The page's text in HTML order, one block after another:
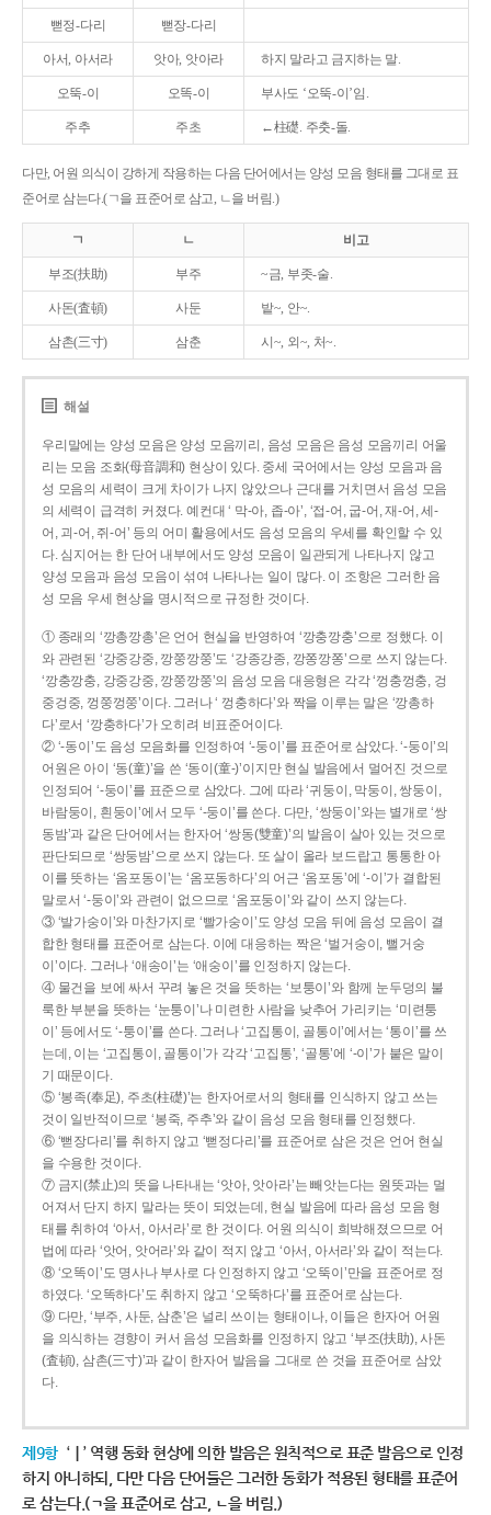
뻗정-다리 뻗장-다리
아서, 아서라 앗아, 앗아라 하지 말라고 금지하는 말.
오뚝-이 오똑-이 부사도 ‘오뚝-이’임.
주추 주초 ←柱礎. 주춧-돌.
다만, 어원 의식이 강하게 작용하는 다음 단어에서는 양성 모음 형태를 그대로 표
준어로 삼는다.(ㄱ을 표준어로 삼고, ㄴ을 버림.)
ㄱ ㄴ 비고
부조(扶助) 부주 ~금, 부좃-술.
사돈(査頓) 사둔 밭~, 안~.
삼촌(三寸) 삼춘 시~, 외~, 처~.
해설
우리말에는 양성 모음은 양성 모음끼리, 음성 모음은 음성 모음끼리 어울
리는 모음 조화(母音調和) 현상이 있다. 중세 국어에서는 양성 모음과 음
성 모음의 세력이 크게 차이가 나지 않았으나 근대를 거치면서 음성 모음
의 세력이 급격히 커졌다. 예컨대 ‘ 막-아, 좁-아’, ‘접-어, 굽-어, 재-어, 세-
어, 괴-어, 쥐-어’ 등의 어미 활용에서도 음성 모음의 우세를 확인할 수 있
다. 심지어는 한 단어 내부에서도 양성 모음이 일관되게 나타나지 않고
양성 모음과 음성 모음이 섞여 나타나는 일이 많다. 이 조항은 그러한 음
성 모음 우세 현상을 명시적으로 규정한 것이다.
① 종래의 ‘깡총깡총’은 언어 현실을 반영하여 ‘깡충깡충’으로 정했다. 이
와 관련된 ‘강중강중, 깡쭝깡쭝’도 ‘강종강종, 깡쫑깡쫑’으로 쓰지 않는다.
‘깡충깡충, 강중강중, 깡쭝깡쭝’의 음성 모음 대응형은 각각 ‘껑충껑충, 겅
중겅중, 껑쭝껑쭝’이다. 그러나 ‘ 껑충하다’와 짝을 이루는 말은 ‘깡총하
다’로서 ‘깡충하다’가 오히려 비표준어이다.
② ‘-동이’도 음성 모음화를 인정하여 ‘-둥이’를 표준어로 삼았다. ‘-둥이’의
어원은 아이 ‘동(童)’을 쓴 ‘동이(童-)’이지만 현실 발음에서 멀어진 것으로
인정되어 ‘-둥이’를 표준으로 삼았다. 그에 따라 ‘귀둥이, 막둥이, 쌍둥이,
바람둥이, 흰둥이’에서 모두 ‘-둥이’를 쓴다. 다만, ‘쌍둥이’와는 별개로 ‘쌍
동밤’과 같은 단어에서는 한자어 ‘쌍동(雙童)’의 발음이 살아 있는 것으로
판단되므로 ‘쌍둥밤’으로 쓰지 않는다. 또 살이 올라 보드랍고 통통한 아
이를 뜻하는 ‘옴포동이’는 ‘옴포동하다’의 어근 ‘옴포동’에 ‘-이’가 결합된
말로서 ‘-둥이’와 관련이 없으므로 ‘옴포둥이’와 같이 쓰지 않는다.
③ ‘발가숭이’와 마찬가지로 ‘빨가숭이’도 양성 모음 뒤에 음성 모음이 결
합한 형태를 표준어로 삼는다. 이에 대응하는 짝은 ‘벌거숭이, 뻘거숭
이’이다. 그러나 ‘애송이’는 ‘애숭이’를 인정하지 않는다.
④ 물건을 보에 싸서 꾸려 놓은 것을 뜻하는 ‘보퉁이’와 함께 눈두덩의 불
룩한 부분을 뜻하는 ‘눈퉁이’나 미련한 사람을 낮추어 가리키는 ‘미련퉁
이’ 등에서도 ‘-퉁이’를 쓴다. 그러나 ‘고집통이, 골통이’에서는 ‘통이’를 쓰
는데, 이는 ‘고집통이, 골통이’가 각각 ‘고집통’, ‘골통’에 ‘-이’가 붙은 말이
기 때문이다.
⑤ ‘봉족(奉足), 주초(柱礎)’는 한자어로서의 형태를 인식하지 않고 쓰는
것이 일반적이므로 ‘봉죽, 주추’와 같이 음성 모음 형태를 인정했다.
⑥ ‘뻗장다리’를 취하지 않고 ‘뻗정다리’를 표준어로 삼은 것은 언어 현실
을 수용한 것이다.
⑦ 금지(禁止)의 뜻을 나타내는 ‘앗아, 앗아라’는 빼앗는다는 원뜻과는 멀
어져서 단지 하지 말라는 뜻이 되었는데, 현실 발음에 따라 음성 모음 형
태를 취하여 ‘아서, 아서라’로 한 것이다. 어원 의식이 희박해졌으므로 어
법에 따라 ‘앗어, 앗어라’와 같이 적지 않고 ‘아서, 아서라’와 같이 적는다.
⑧ ‘오똑이’도 명사나 부사로 다 인정하지 않고 ‘오뚝이’만을 표준어로 정
하였다. ‘오똑하다’도 취하지 않고 ‘오뚝하다’를 표준어로 삼는다.
⑨ 다만, ‘부주, 사둔, 삼춘’은 널리 쓰이는 형태이나, 이들은 한자어 어원
을 의식하는 경향이 커서 음성 모음화를 인정하지 않고 ‘부조(扶助), 사돈
(査頓), 삼촌(三寸)’과 같이 한자어 발음을 그대로 쓴 것을 표준어로 삼았
다.
제9항 ‘ㅣ’ 역행 동화 현상에 의한 발음은 원칙적으로 표준 발음으로 인정
하지 아니하되, 다만 다음 단어들은 그러한 동화가 적용된 형태를 표준어
로 삼는다.(ㄱ을 표준어로 삼고, ㄴ을 버림.)